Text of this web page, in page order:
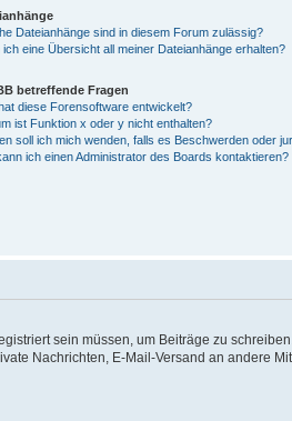
Dateianhänge sind in diesem Forum zulässig?
ich eine Übersicht all meiner Dateianhänge erhalten?
betreffende Fragen
diese Forensoftware entwickelt?
ist Funktion x oder y nicht enthalten?
soll ich mich wenden, falls es Beschwerden oder
ich einen Administrator des Boards kontaktieren?
sein müssen, um Beiträge zu
Nachrichten, E-Mail-Versand an andere